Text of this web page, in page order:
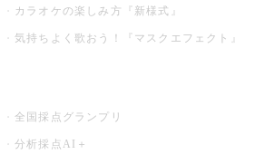
カラオケの楽しみ方『新様式』
気持ちよく歌おう！『マスクエフェクト』
全国採点グランプリ
分析採点AI＋